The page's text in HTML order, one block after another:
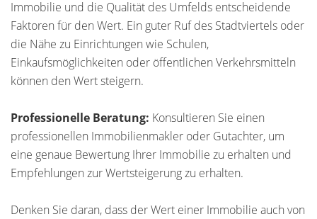
Immobilie und die Qualität des Umfelds entscheidende
Faktoren für den Wert. Ein guter Ruf des Stadtviertels oder
die Nähe zu Einrichtungen wie Schulen,
Einkaufsmöglichkeiten oder öffentlichen Verkehrsmitteln
können den Wert steigern.
Professionelle Beratung: Konsultieren Sie einen
professionellen Immobilienmakler oder Gutachter, um
eine genaue Bewertung Ihrer Immobilie zu erhalten und
Empfehlungen zur Wertsteigerung zu erhalten.
Denken Sie daran, dass der Wert einer Immobilie auch von